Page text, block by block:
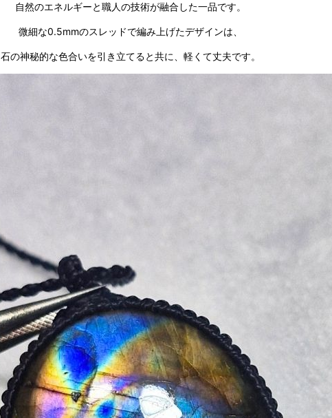
自然のエネルギーと職人の技術が融合した一品です。
微細な0.5mmのスレッドで編み上げたデザインは、
石の神秘的な色合いを引き立てると共に、軽くて丈夫です。